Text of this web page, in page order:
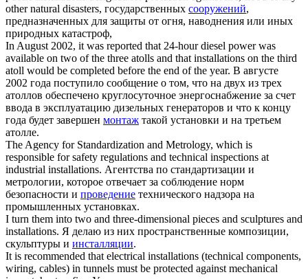
other natural disasters, государственных сооружений,
предназначенных для защиты от огня, наводнения или иных
природных катастроф,
In August 2002, it was reported that 24-hour diesel power was
available on two of the three atolls and thatinstallations on the third
atoll would be completed before the end of the year. В августе
2002 года поступило сообщение о том, что на двух из трех
атоллов обеспечено круглосуточное энергоснабжение за счет
ввода в эксплуатацию дизельных генераторов и что к концу
года будет завершен монтаж такой установки и на третьем
атолле.
The Agency for Standardization and Metrology, which is
responsible for safety regulations and technical inspections at
industrial installations. Агентства по стандартизации и
метрологии, которое отвечает за соблюдение норм
безопасности и проведение технического надзора на
промышленных установках.
I turn them into two and three-dimensional pieces and sculptures and
installations. Я делаю из них пространственные композиции,
скульптуры и инсталляции.
It is recommended that electrical installations (technical components,
wiring, cables) in tunnels must be protected against mechanical